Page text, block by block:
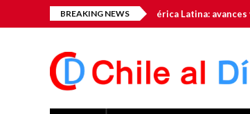
BREAKING NEWS
hub tecnológico de América Latina: avances y desafíos